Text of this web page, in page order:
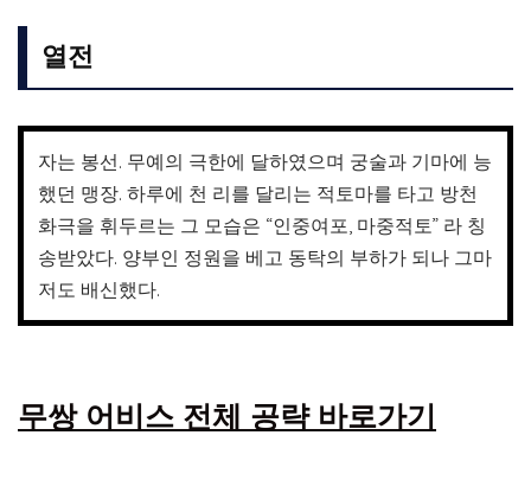
열전
자는 봉선. 무예의 극한에 달하였으며 궁술과 기마에 능
했던 맹장. 하루에 천 리를 달리는 적토마를 타고 방천
화극을 휘두르는 그 모습은 “인중여포, 마중적토” 라 칭
송받았다. 양부인 정원을 베고 동탁의 부하가 되나 그마
저도 배신했다.
무쌍 어비스 전체 공략 바로가기